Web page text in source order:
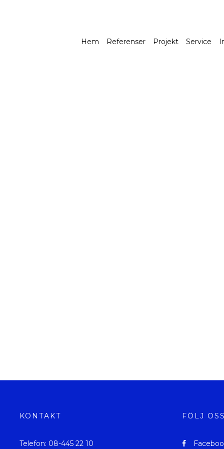
Hem Referenser Projekt Service
50
KONTAKT
Telefon: 08-445 22 10
FÖLJ